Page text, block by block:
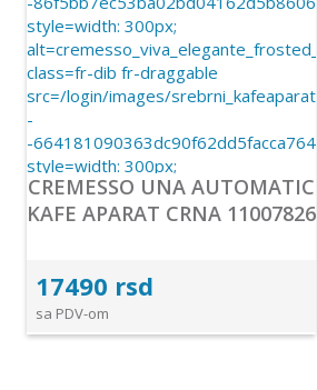
CREMESSO UNA AUTOMATIC
KAFE APARAT CRNA 11007826
17490 rsd
sa PDV-om